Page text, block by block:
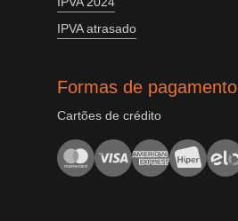
IPVA atrasado
Formas de pagamento
Cartões de crédito